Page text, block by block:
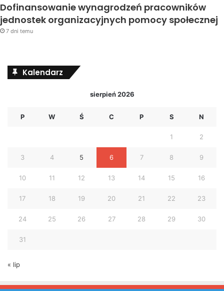
Dofinansowanie wynagrodzeń pracowników
jednostek organizacyjnych pomocy społecznej
7 dni temu
Kalendarz
sierpień 2026
P W Ś C P S N
1 2
3 4 5 6 7 8 9
10 11 12 13 14 15 16
17 18 19 20 21 22 23
24 25 26 27 28 29 30
31
« lip